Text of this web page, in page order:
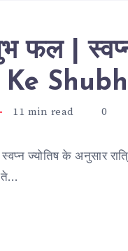
फल |
11 min read 0
ज्योतिष के अनुसार